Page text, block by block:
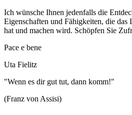
Ich wünsche Ihnen jedenfalls die
Eigenschaften und Fähigkeiten, die das
hat und machen wird. Schöpfen Sie
Pace e bene
Uta Fielitz
"Wenn es dir gut tut, dann komm!"
(Franz von Assisi)